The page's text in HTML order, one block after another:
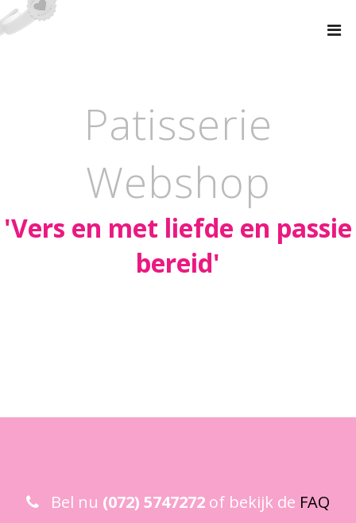
Naar
de
Patisserie
Webshop
'Vers en met liefde en passie
bereid'
Bel nu (072) 5747272 of bekijk de FAQ